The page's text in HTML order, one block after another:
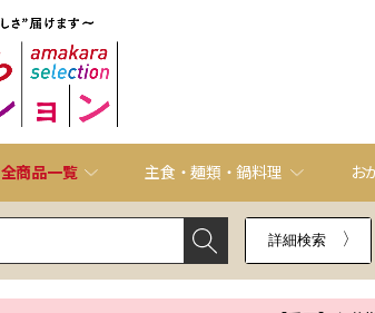
全商品一覧 主食・麺類・鍋料理 お
詳細検索